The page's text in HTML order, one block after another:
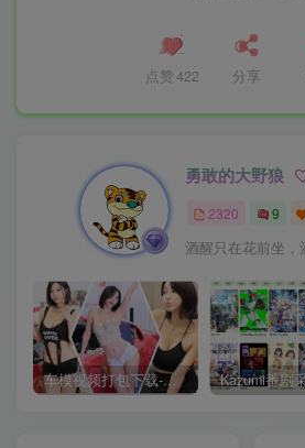
点赞 422 分享
勇敢的大野狼
2320 9
酒醒只在花前坐，
车模视频打包下载-高清无水印版